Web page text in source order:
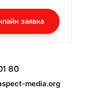
заявка
80
media.org